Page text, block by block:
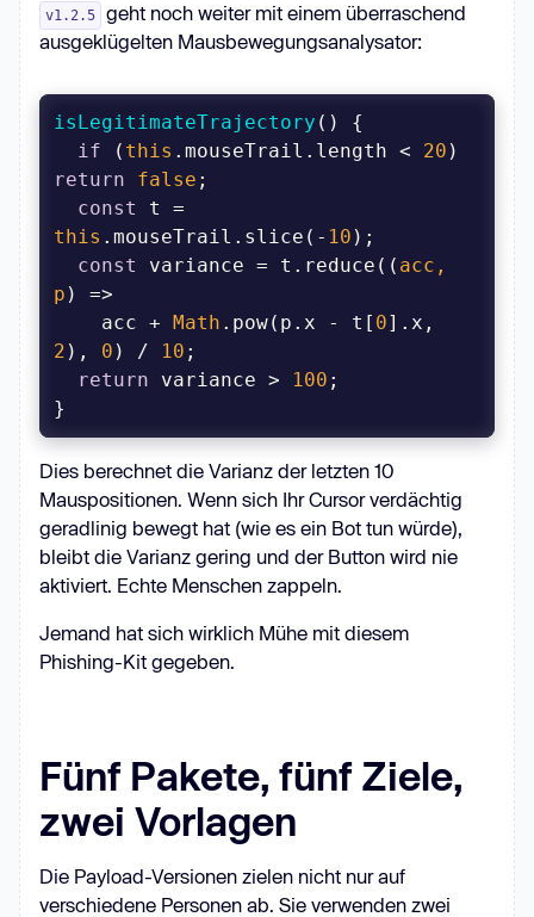
v1.2.5
geht noch weiter mit einem überraschend
ausgeklügelten Mausbewegungsanalysator:
isLegitimateTrajectory ( )
if ( this .mouseTrail.length < 20
return
false
const
this .mouseTrail.slice(- 10
const
variance = t.reduce( ( acc,
p ) =>
    acc +
Math .pow(p.x - t[ 0
2 ), 0 ) / 10
return variance > 100
Dies berechnet die Varianz der letzten 10
Mauspositionen. Wenn sich Ihr Cursor verdächtig
geradlinig bewegt hat (wie es ein Bot tun würde),
bleibt die Varianz gering und der Button wird nie
aktiviert. Echte Menschen zappeln.
Jemand hat sich wirklich Mühe mit diesem
Phishing-Kit gegeben.
Fünf Pakete, fünf Ziele,
zwei Vorlagen
Die Payload-Versionen zielen nicht nur auf
verschiedene Personen ab. Sie verwenden zwei